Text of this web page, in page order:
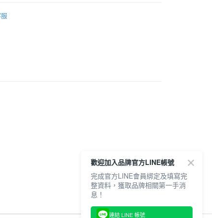
滿NT$6,000(含以上)免運費
歡迎加入品牌官方LINE帳號
完成官方LINE會員綁定及填寫完
整資料，獲取品牌相關第一手消
息！
連結 LINE 帳號